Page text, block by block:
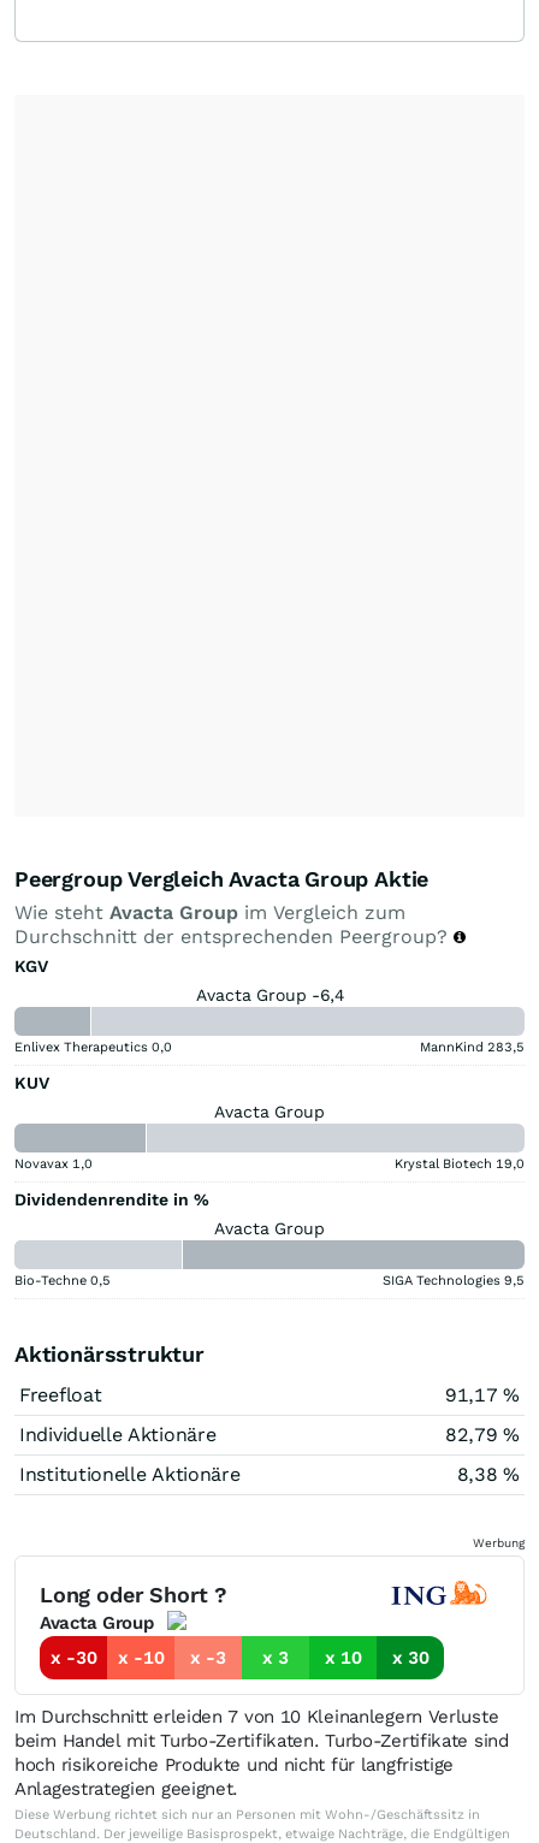
Peergroup Vergleich Avacta Group Aktie
Wie steht Avacta Group im Vergleich zum
Durchschnitt der entsprechenden Peergroup?
KGV
Avacta Group -6,4
Enlivex Therapeutics 0,0 MannKind 283,5
KUV
Avacta Group
Novavax 1,0 Krystal Biotech 19,0
Dividendenrendite in %
Avacta Group
Bio-Techne 0,5 SIGA Technologies 9,5
Aktionärsstruktur
Freefloat
91,17 %
Individuelle Aktionäre
82,79 %
Institutionelle Aktionäre
8,38 %
Werbung
Long oder Short ?
Avacta Group
x -30
x -10 x -3 x 3 x 10 x 30
Im Durchschnitt erleiden 7 von 10 Kleinanlegern Verluste
beim Handel mit Turbo-Zertifikaten. Turbo-Zertifikate sind
hoch risikoreiche Produkte und nicht für langfristige
Anlagestrategien geeignet.
Diese Werbung richtet sich nur an Personen mit Wohn-/Geschäftssitz in
Deutschland. Der jeweilige Basisprospekt, etwaige Nachträge, die Endgültigen